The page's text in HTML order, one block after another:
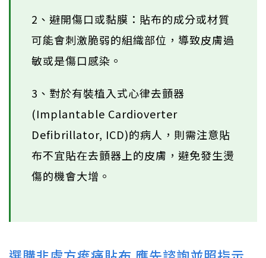
2、避開傷口或黏膜：貼布的成分或材質
可能會刺激脆弱的組織部位，導致皮膚過
敏或是傷口感染。
3、對於有裝植入式心律去顫器
(Implantable Cardioverter
Defibrillator, ICD)的病人，則需注意貼
布不宜貼在去顫器上的皮膚，避免發生燙
傷的機會大增。